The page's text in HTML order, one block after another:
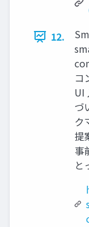
12.
コ
UI
づ
ク
提
事
と